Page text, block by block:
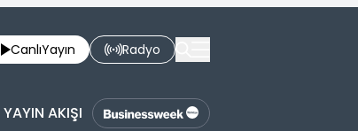
CanlıYayın Radyo
YAYIN AKIŞI